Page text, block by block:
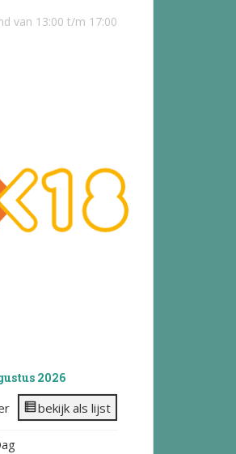
van 13:00 t/m 17:00
2026
bekijk als lijst